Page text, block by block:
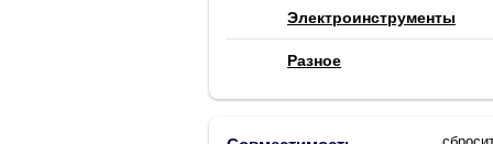
Электроинструменты
Разное